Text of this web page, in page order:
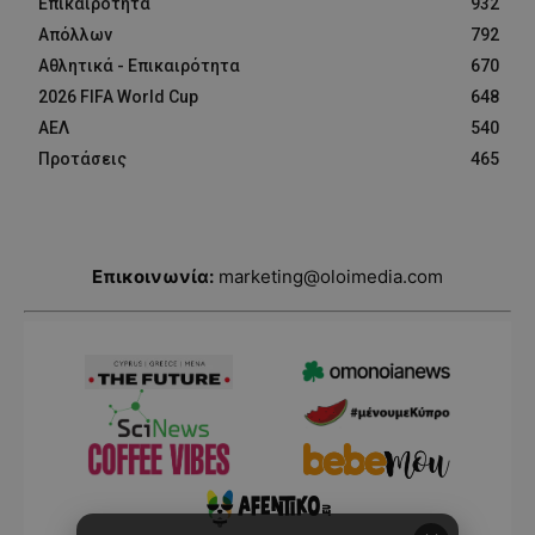
Απόλλων
792
Αθλητικά - Επικαιρότητα
670
2026 FIFA World Cup
648
ΑΕΛ
540
Προτάσεις
465
Επικοινωνία: marketing@oloimedia.com